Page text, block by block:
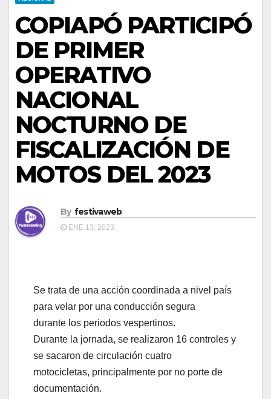
COPIAPÓ PARTICIPÓ
DE PRIMER
OPERATIVO
NACIONAL
NOCTURNO DE
FISCALIZACIÓN DE
MOTOS DEL 2023
By festivaweb
ENE 13, 2023
Se trata de una acción coordinada a nivel país
para velar por una conducción segura
durante los periodos vespertinos.
Durante la jornada, se realizaron 16 controles y
se sacaron de circulación cuatro
motocicletas, principalmente por no porte de
documentación.